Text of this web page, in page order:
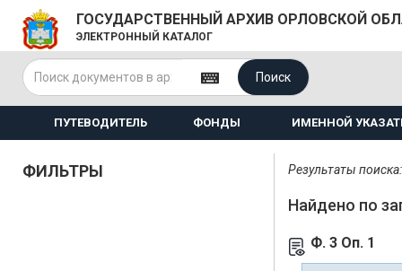
ГОСУДАРСТВЕННЫЙ АРХИВ ОРЛОВСКОЙ
ЭЛЕКТРОННЫЙ КАТАЛОГ
Поиск
ПУТЕВОДИТЕЛЬ ФОНДЫ ИМЕННОЙ
ФИЛЬТРЫ Результаты
Найдено по
Ф. 3 Оп. 1